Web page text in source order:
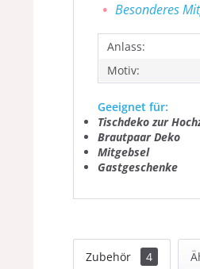
Besonderes
Anlass:
Motiv:
Geeignet für:
Tischdeko zur
Brautpaar Deko
Mitgebsel
Gastgeschenke
Zubehör 4